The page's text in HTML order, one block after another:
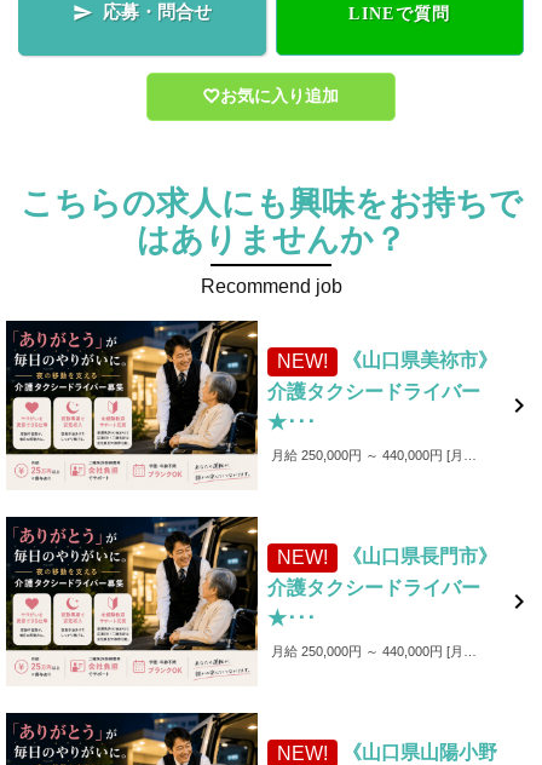
 応募・問合せ LINEで質問
お気に入り追加
こちらの求人にも興味をお持ちで
はありませんか？
Recommend job
NEW!
《山口県美祢市》
介護タクシードライバー
★･･･
月給 250,000円 ～ 440,000円 月給250,000円～440,000円 ■各種手当 ・家族手当（～1,000円／月） ・皆勤手当（～6,000円／月） ・無事故手当（～10,000円／月） ・愛車手当 ■賞与あり ✨入社後4カ月間は保証給制度あり！（最大25万円）

NEW!
《山口県長門市》
介護タクシードライバー
★･･･
月給 250,000円 ～ 440,000円 月給250,000円～440,000円 ■各種手当 ・家族手当（～1,000円／月） ・皆勤手当（～6,000円／月） ・無事故手当（～10,000円／月） ・愛車手当 ■賞与あり ✨入社後4カ月間は保証給制度あり！（最大25万円）

NEW!
《山口県山陽小野